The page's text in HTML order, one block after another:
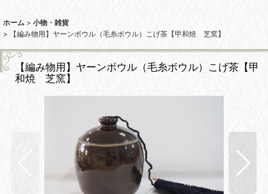
ホーム > 小物・雑貨
>
【編み物用】ヤーンボウル（毛糸ボウル）こげ茶【甲和焼 芝窯】
【編み物用】ヤーンボウル（毛糸ボウル）こげ茶【甲
和焼 芝窯】